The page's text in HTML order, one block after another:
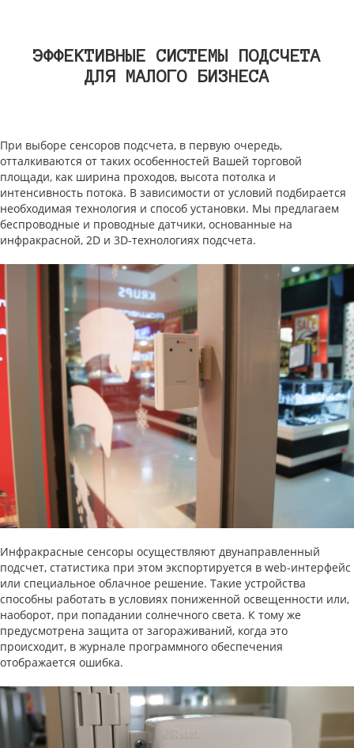
ЭФФЕКТИВНЫЕ СИСТЕМЫ ПОДСЧЕТА
ДЛЯ МАЛОГО БИЗНЕСА
При выборе сенсоров подсчета, в первую очередь,
отталкиваются от таких особенностей Вашей торговой
площади, как ширина проходов, высота потолка и
интенсивность потока. В зависимости от условий подбирается
необходимая технология и способ установки. Мы предлагаем
беспроводные и проводные датчики, основанные на
инфракрасной, 2D и 3D-технологиях подсчета.
Инфракрасные сенсоры осуществляют двунаправленный
подсчет, статистика при этом экспортируется в web-интерфейс
или специальное облачное решение. Такие устройства
способны работать в условиях пониженной освещенности или,
наоборот, при попадании солнечного света. К тому же
предусмотрена защита от загораживаний, когда это
происходит, в журнале программного обеспечения
отображается ошибка.